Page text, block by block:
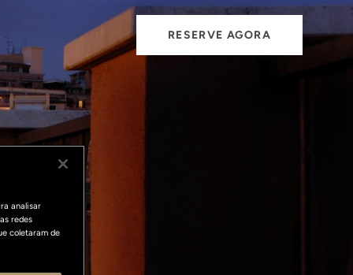
RESERVE AGORA
analisar
redes
coletaram de